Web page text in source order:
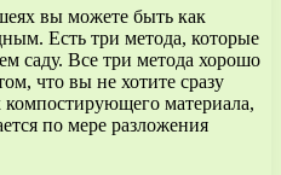
вы можете быть как
Есть три метода, которые
саду. Все три метода хорошо
что вы не хотите сразу
компостирующего материала,
по мере разложения